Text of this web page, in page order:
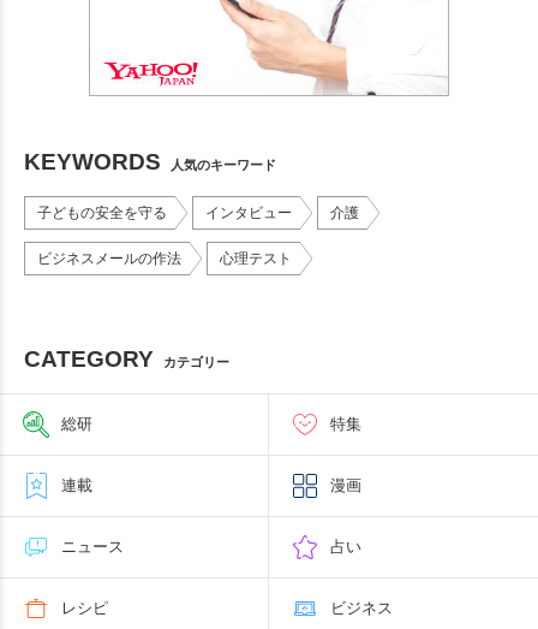
KEYWORDS 人気のキーワード
子どもの安全を守る インタビュー 介護
ビジネスメールの作法 心理テスト
CATEGORY カテゴリー
総研 特集
連載 漫画
ニュース 占い
レシピ ビジネス